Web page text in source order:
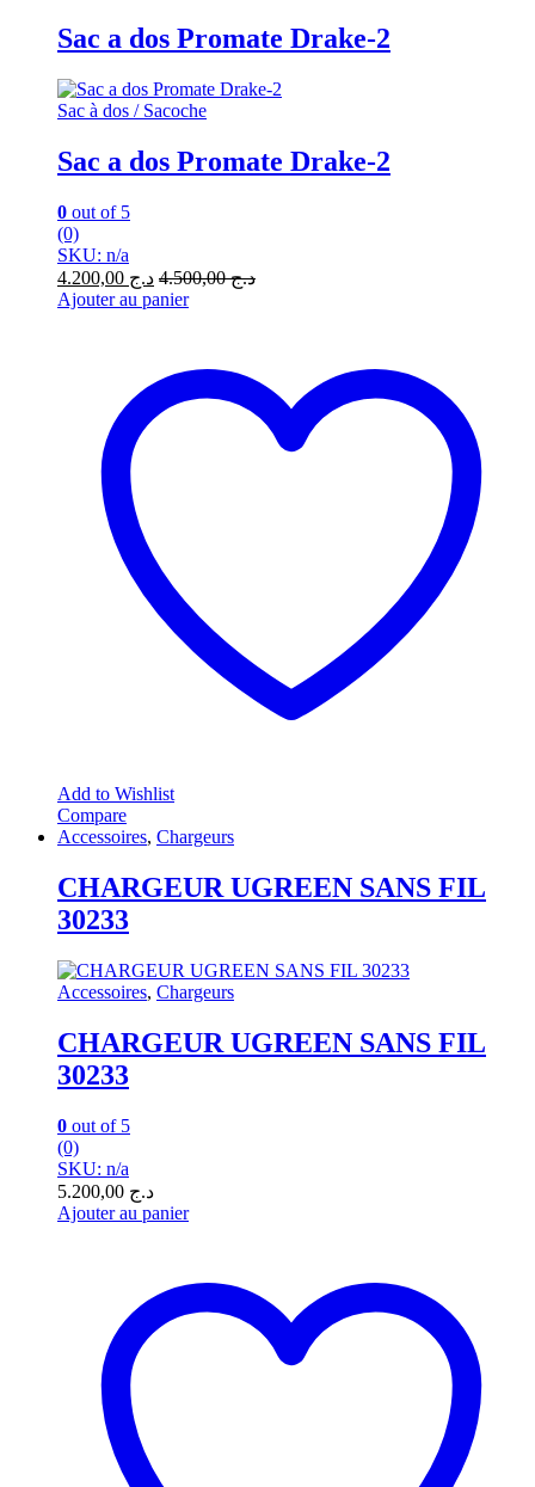
Sac a dos Promate Drake-2
Sac à dos / Sacoche
Sac a dos Promate Drake-2
0 out of 5
(0)
SKU: n/a
د.ج
د.ج4.500,00
Ajouter au panier
Add to Wishlist
Compare
Accessoires, Chargeurs
CHARGEUR UGREEN SANS FIL
30233
Accessoires, Chargeurs
CHARGEUR UGREEN SANS FIL
30233
0 out of 5
(0)
SKU: n/a
د.ج
Ajouter au panier